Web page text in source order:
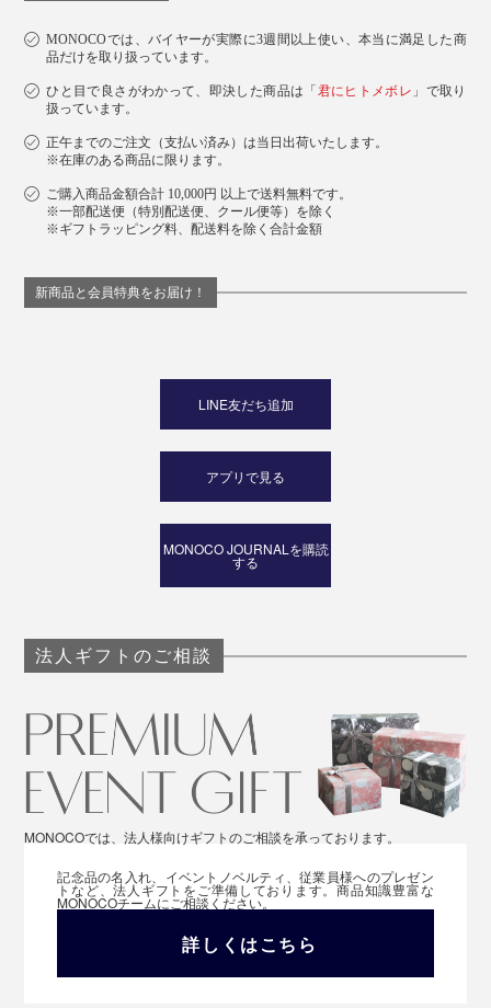
MONOCOでは、バイヤーが実際に3週間以上使い、本当に満足した商
品だけを取り扱っています。
ひと目で良さがわかって、即決した商品は「 君にヒトメボレ 」で取り
扱っています。
正午までのご注文（支払い済み）は当日出荷いたします。
※在庫のある商品に限ります。
ご購入商品金額合計 10,000円 以上で送料無料です。
※一部配送便（特別配送便、クール便等）を除く
※ギフトラッピング料、配送料を除く合計金額
新商品と会員特典をお届け！
LINE友だち追加
アプリで見る
MONOCO JOURNALを購読
する
法人ギフトのご相談
MONOCOでは、法人様向けギフトのご相談を承っております。
記念品の名入れ、イベントノベルティ、従業員様へのプレゼン
トなど、法人ギフトをご準備しております。商品知識豊富な
MONOCOチームにご相談ください。
詳しくはこちら